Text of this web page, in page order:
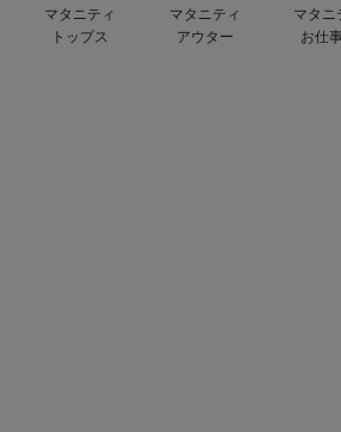
マタニティ
トップス
マタニティ
アウター
マタニ
お仕